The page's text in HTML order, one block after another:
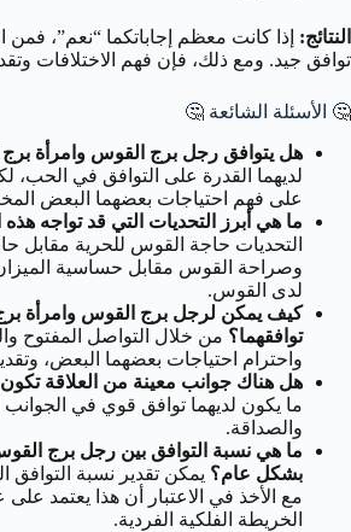
النتائج: إذا كانت معظم إجاباتكما “نعم”، فمن
توافق جيد. ومع ذلك، فإن فهم الاختلافات
🤔 الأسئلة الشائعة 🤔
هل يتوافق رجل برج القوس وامرأة
لديهما القدرة على التوافق في الحب،
على فهم احتياجات بعضهما البعض
ما هي أبرز التحديات التي قد تواجه هذه
التحديات حاجة القوس للحرية مقابل
وصراحة القوس مقابل حساسية
لدى القوس.
كيف يمكن لرجل برج القوس وامرأة
توافقهما؟ من خلال التواصل المفتوح
واحترام احتياجات بعضهما البعض،
هل هناك جوانب معينة من العلاقة تكون
ما يكون لديهما توافق قوي في الجوانب
والصداقة.
ما هي نسبة التوافق بين رجل برج
بشكل عام؟
مع الأخذ في الاعتبار أن هذا يعتمد
الخريطة الفلكية الفردية.